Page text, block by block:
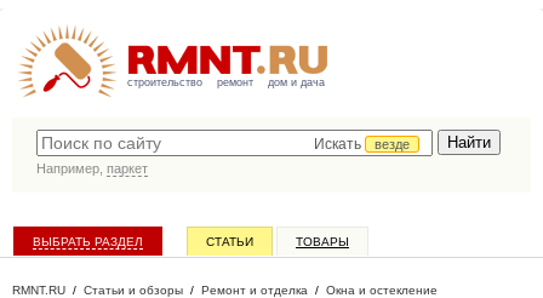
строительство ремонт дом и дача
Искать
везде
Например, паркет
ВЫБРАТЬ РАЗДЕЛ СТАТЬИ ТОВАРЫ
RMNT.RU / Статьи и обзоры / Ремонт и отделка / Окна и остекление